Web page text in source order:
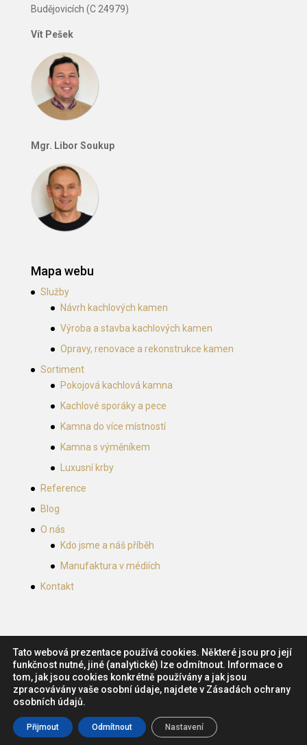
Budějovicích (C 24979)
Vít Pešek
Mgr. Libor Soukup
Mapa webu
Služby
Návrh kachlových kamen
Výroba a stavba kachlových kamen
Opravy, renovace a rekonstrukce kamen
Sortiment
Pokojová kachlová kamna
Kachlové sporáky a pece
Kamna do více místností
Kamna s výměníkem
Luxusní krby
Reference
Blog
O nás
Kdo jsme a náš příběh
Manufaktura v médiích
Kontakt
Návrh a tvorba webu: Marketing Mind
Budějovice. Obsah (c) 2018 Zámecká kamnářská
manufaktura, s.r.o.
Tato webová prezentace používá cookies. Některé jsou pro její
funkčnost nutné, jiné (analytické) lze odmítnout. Informace o
tom, jak jsou cookies konkrétně používány a jak jsou
zpracovávány vaše osobní údaje, najdete v Zásadách ochrany
osobních údajů.
Přijmout Odmítnout Nastavení